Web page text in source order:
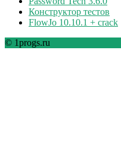
Конструктор тестов
FlowJo 10.10.1 + crack
© 1progs.ru